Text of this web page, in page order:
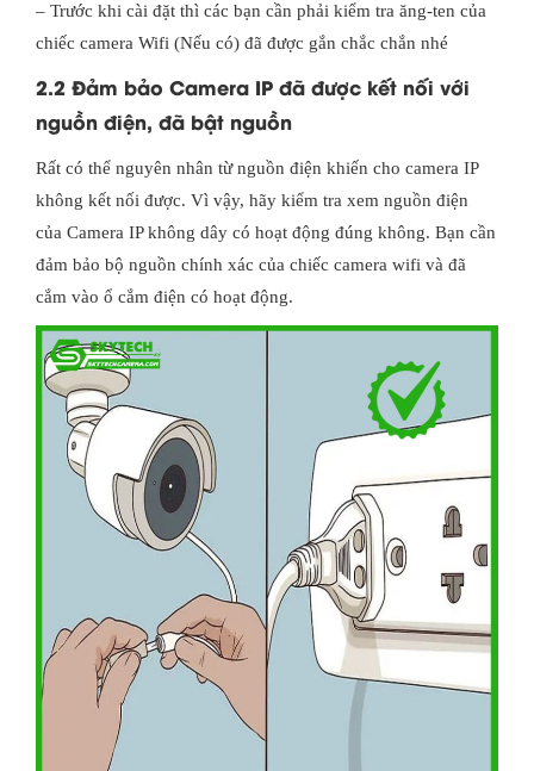
– Trước khi cài đặt thì các bạn cần phải kiểm tra ăng-ten của
chiếc camera Wifi (Nếu có) đã được gắn chắc chắn nhé
2.2 Đảm bảo Camera IP đã được kết nối với
nguồn điện, đã bật nguồn
Rất có thể nguyên nhân từ nguồn điện khiến cho camera IP
không kết nối được. Vì vậy, hãy kiểm tra xem nguồn điện
của Camera IP không dây có hoạt động đúng không. Bạn cần
đảm bảo bộ nguồn chính xác của chiếc camera wifi và đã
cắm vào ổ cắm điện có hoạt động.